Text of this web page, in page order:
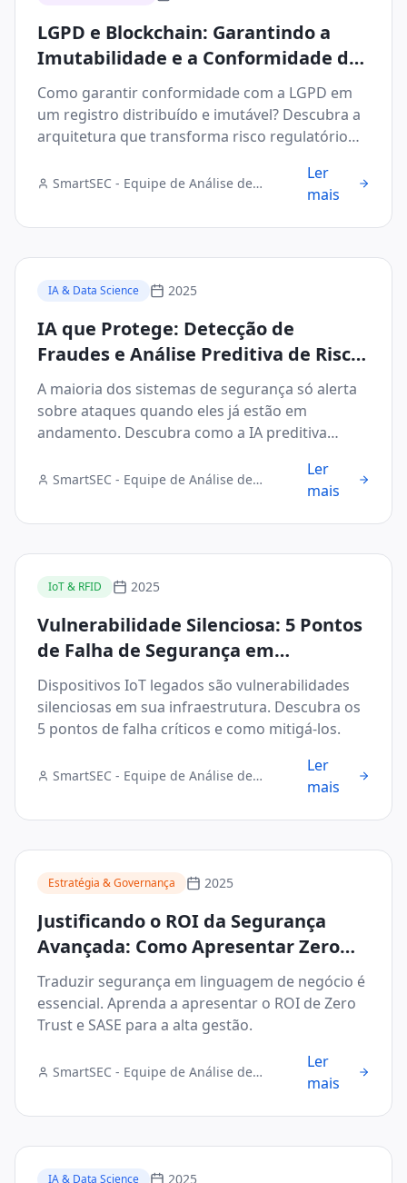
LGPD e Blockchain: Garantindo a
Imutabilidade e a Conformidade de
Dados em Transações B2B
Como garantir conformidade com a LGPD em
um registro distribuído e imutável? Descubra a
arquitetura que transforma risco regulatório
SmartSEC - Equipe de Análise de
Ler
mais
IA & Data Science 2025
IA que Protege: Detecção de
Fraudes e Análise Preditiva de Risco
com 99% de Precisão
A maioria dos sistemas de segurança só alerta
sobre ataques quando eles já estão em
andamento. Descubra como a IA preditiva
SmartSEC - Equipe de Análise de
Ler
mais
IoT & RFID 2025
Vulnerabilidade Silenciosa: 5 Pontos
de Falha de Segurança em
Dispositivos IoT Legados
Dispositivos IoT legados são vulnerabilidades
silenciosas em sua infraestrutura. Descubra os
5 pontos de falha críticos e como mitigá-los.
SmartSEC - Equipe de Análise de
Ler
mais
Estratégia & Governança 2025
Justificando o ROI da Segurança
Avançada: Como Apresentar Zero
Trust e SASE ao Conselho
Administrativo
Traduzir segurança em linguagem de negócio é
essencial. Aprenda a apresentar o ROI de Zero
Trust e SASE para a alta gestão.
SmartSEC - Equipe de Análise de
Ler
mais
IA & Data Science 2025